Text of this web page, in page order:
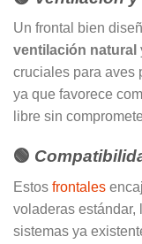
Un frontal bien
ventilación natural
cruciales para aves
ya que favorece
libre sin
🟢
Estos frontales
voladeras estándar,
sistemas ya